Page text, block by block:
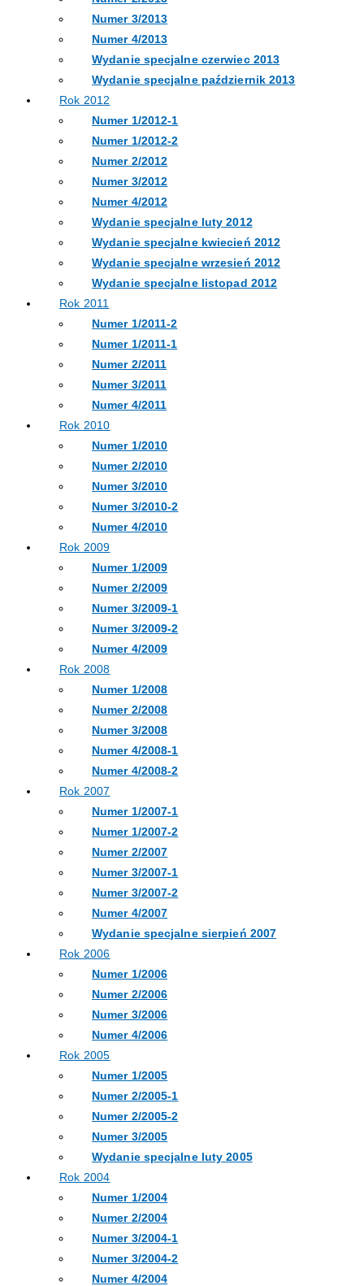
Numer 3/2013
Numer 4/2013
Wydanie specjalne czerwiec 2013
Wydanie specjalne październik 2013
Rok 2012
Numer 1/2012-1
Numer 1/2012-2
Numer 2/2012
Numer 3/2012
Numer 4/2012
Wydanie specjalne luty 2012
Wydanie specjalne kwiecień 2012
Wydanie specjalne wrzesień 2012
Wydanie specjalne listopad 2012
Rok 2011
Numer 1/2011-2
Numer 1/2011-1
Numer 2/2011
Numer 3/2011
Numer 4/2011
Rok 2010
Numer 1/2010
Numer 2/2010
Numer 3/2010
Numer 3/2010-2
Numer 4/2010
Rok 2009
Numer 1/2009
Numer 2/2009
Numer 3/2009-1
Numer 3/2009-2
Numer 4/2009
Rok 2008
Numer 1/2008
Numer 2/2008
Numer 3/2008
Numer 4/2008-1
Numer 4/2008-2
Rok 2007
Numer 1/2007-1
Numer 1/2007-2
Numer 2/2007
Numer 3/2007-1
Numer 3/2007-2
Numer 4/2007
Wydanie specjalne sierpień 2007
Rok 2006
Numer 1/2006
Numer 2/2006
Numer 3/2006
Numer 4/2006
Rok 2005
Numer 1/2005
Numer 2/2005-1
Numer 2/2005-2
Numer 3/2005
Wydanie specjalne luty 2005
Rok 2004
Numer 1/2004
Numer 2/2004
Numer 3/2004-1
Numer 3/2004-2
Numer 4/2004